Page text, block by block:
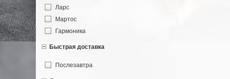
Ларс
Мартос
Гармоника
Быстрая доставка
Послезавтра